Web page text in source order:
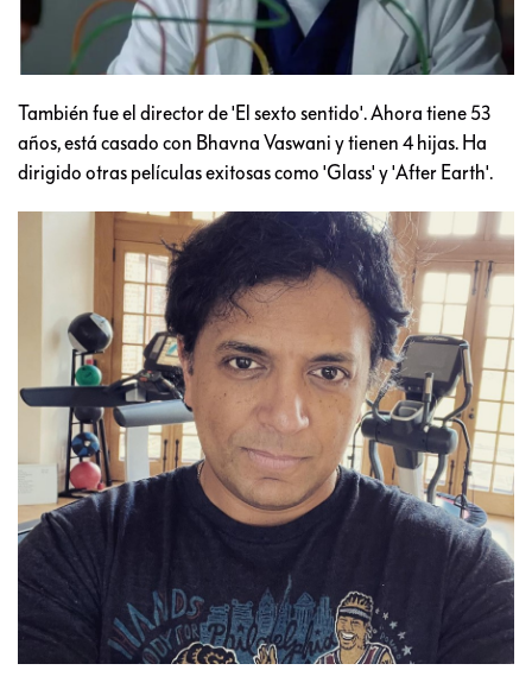
También fue el director de 'El sexto sentido'. Ahora tiene 53
años, está casado con Bhavna Vaswani y tienen 4 hijas. Ha
dirigido otras películas exitosas como 'Glass' y 'After Earth'.